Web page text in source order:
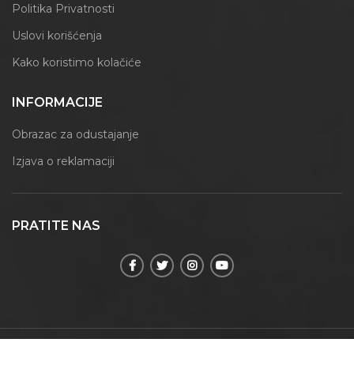
Politika Privatnosti
Uslovi korišćenja
Kako koristimo kolačiće
INFORMACIJE
Obrazac za odustajanje
Izjava o reklamaciji
PRATITE NAS